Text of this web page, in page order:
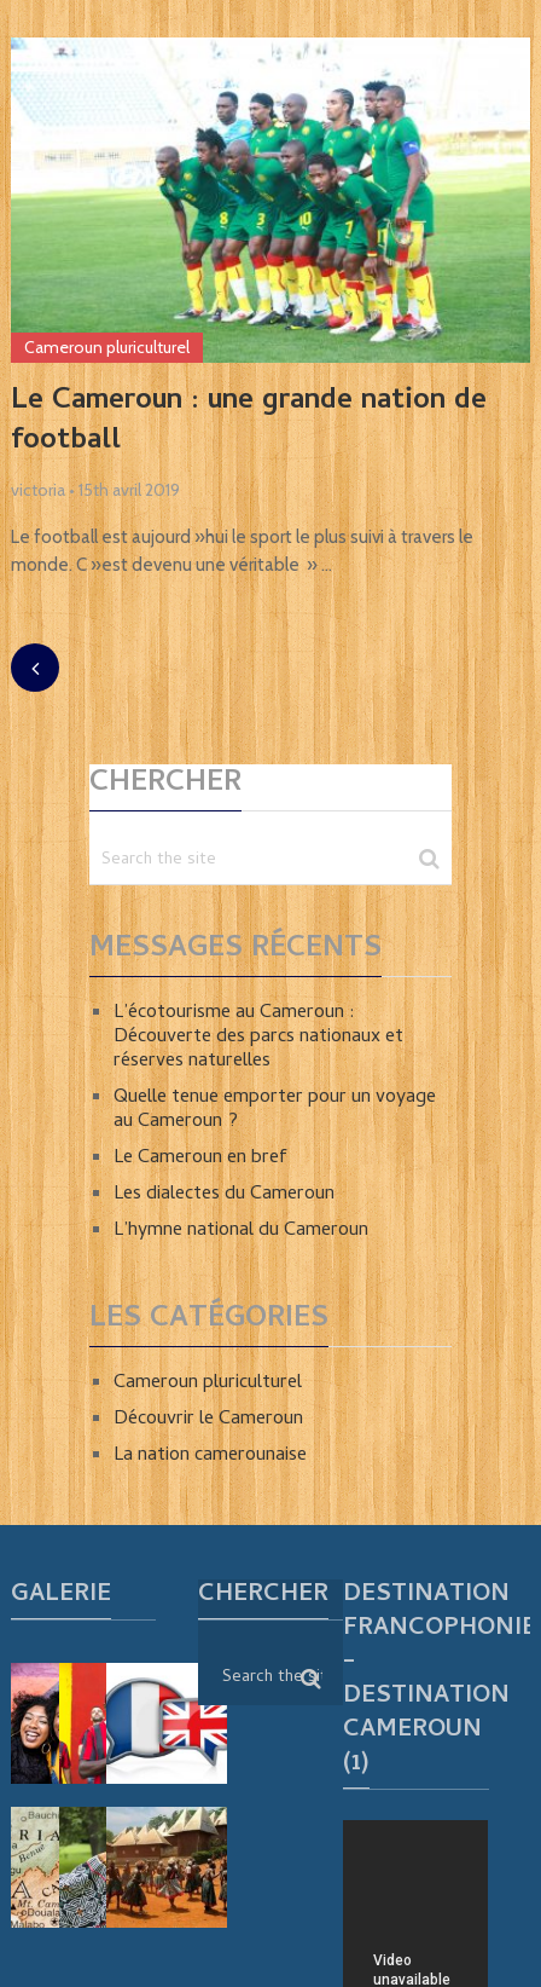
Le Cameroun : une grande nation de
football
Cameroun pluriculturel
victoria •15th avril 2019
Le football est aujourd »hui le sport le plus suivi à travers le
monde. C »est devenu une véritable » …
CHERCHER
MESSAGES RÉCENTS
L’écotourisme au Cameroun :
Découverte des parcs nationaux et
réserves naturelles
Quelle tenue emporter pour un voyage
au Cameroun ?
Le Cameroun en bref
Les dialectes du Cameroun
L’hymne national du Cameroun
LES CATÉGORIES
Cameroun pluriculturel
Découvrir le Cameroun
La nation camerounaise
GALERIE CHERCHER DESTINATION
FRANCOPHONIE
–
DESTINATION
CAMEROUN
(1)